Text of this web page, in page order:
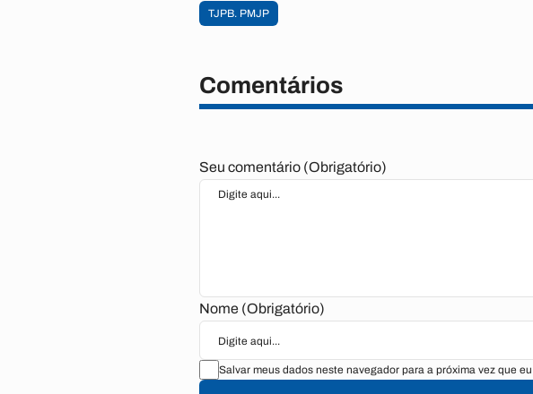
TJPB. PMJP
Comentários
Seu comentário (Obrigatório)
Nome (Obrigatório)
Salvar meus dados neste navegador para a próxima vez que